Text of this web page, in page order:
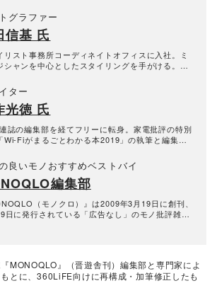
グラファー
信基 氏
リスト事務所コーディネイトオフィスに入社。ミ
シャンを中心としたスタイリングを手がける。並
れ、写真も始める。フォトオフィスGRIDにてフォ
ファー兼スタイリストとして勤務。以降スタイリ
できるフォトグラファーとして活動。動画も撮影
集まで対応できます。
ター
光徳 氏
誌の編集部を経てフリーに転身。家電批評の特別
Wi-Fiがまるごとわかる本2019」の執筆と編集を
良いモノおすすめベストバイ
編集部
（モノクロ）』は2009年3月19日に創刊、
日に発行されている「広告なし」のモノ批評雑誌
モノ」だけを厳選して紹介。編集長・山田和樹を
、11名以上の編集体制で日々の検証・記事制作を
MONOQLO』（晋遊舎刊）編集部と専門家によ
とに、360LiFE向けに再構成・加筆修正したも